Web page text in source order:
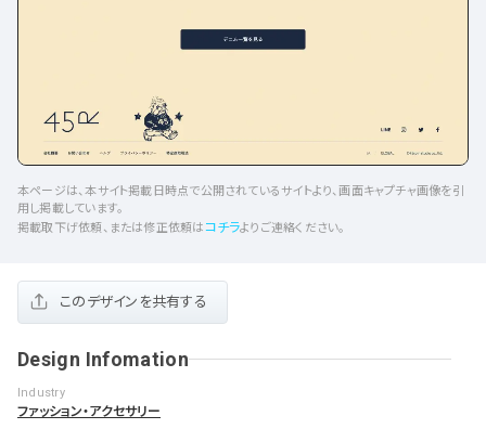
本ページは、本サイト掲載日時点で公開されているサイトより、画面キャプチャ画像を引
用し掲載しています。
掲載取下げ依頼、または修正依頼はコチラよりご連絡ください。
このデザインを共有する
Design Infomation
Industry
ファッション・アクセサリー